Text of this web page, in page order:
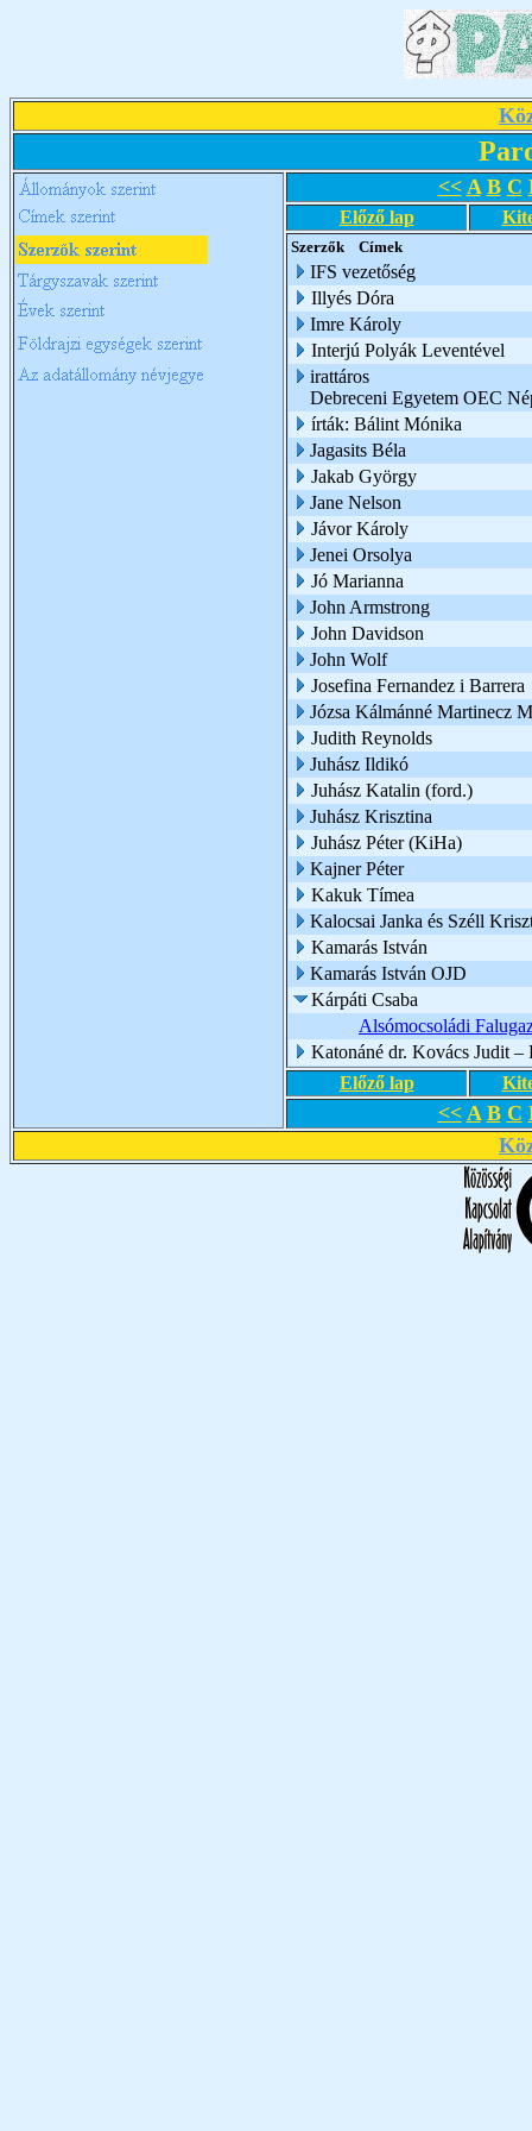
<< A B C
Előző lap
Szerzők Címek
IFS vezetőség
Illyés Dóra
Imre Károly
Interjú Polyák Leventével
irattáros
Debreceni Egyetem OEC
írták: Bálint Mónika
Jagasits Béla
Jakab György
Jane Nelson
Jávor Károly
Jenei Orsolya
Jó Marianna
John Armstrong
John Davidson
John Wolf
Josefina Fernandez i Barrera
Józsa Kálmánné Martinecz
Judith Reynolds
Juhász Ildikó
Juhász Katalin (ford.)
Juhász Krisztina
Juhász Péter (KiHa)
Kajner Péter
Kakuk Tímea
Kalocsai Janka és Széll
Kamarás István
Kamarás István OJD
Kárpáti Csaba
Alsómocsoládi
Katonáné dr. Kovács Judit
Előző lap
<< A B C